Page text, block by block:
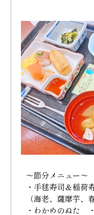
～節分メニュー～
・手毬寿司＆稲
（海老、薩摩芋、
・わかめのぬた